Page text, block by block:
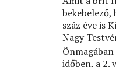
száz éve is
Nagy
időben, a 2.